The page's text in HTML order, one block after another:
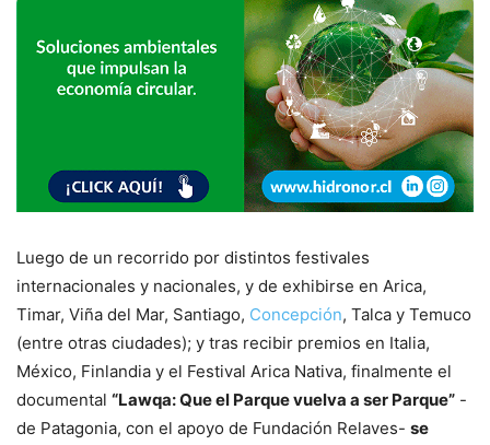
Luego de un recorrido por distintos festivales
internacionales y nacionales, y de exhibirse en Arica,
Timar, Viña del Mar, Santiago, Concepción, Talca y Temuco
(entre otras ciudades); y tras recibir premios en Italia,
México, Finlandia y el Festival Arica Nativa, finalmente el
documental “Lawqa: Que el Parque vuelva a ser Parque” -
de Patagonia, con el apoyo de Fundación Relaves- se